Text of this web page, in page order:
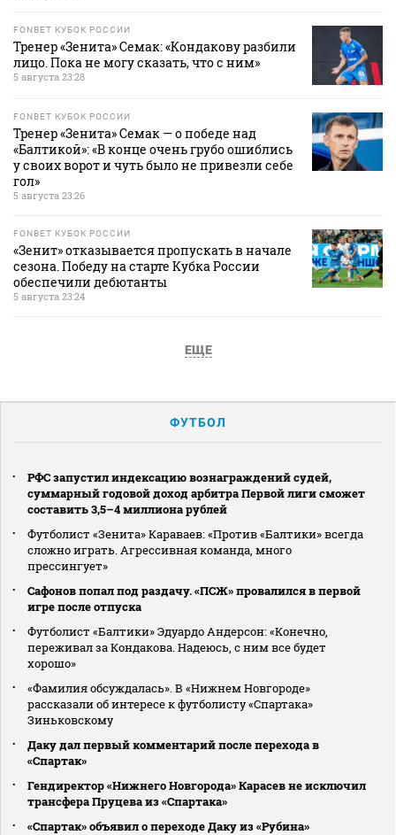
FONBET КУБОК РОССИИ
Тренер «Зенита» Семак: «Кондакову разбили
лицо. Пока не могу сказать, что с ним»
5 августа 23:28
FONBET КУБОК РОССИИ
Тренер «Зенита» Семак — о победе над
«Балтикой»: «В конце очень грубо ошиблись
у своих ворот и чуть было не привезли себе
гол»
5 августа 23:26
FONBET КУБОК РОССИИ
«Зенит» отказывается пропускать в начале
сезона. Победу на старте Кубка России
обеспечили дебютанты
5 августа 23:24
ЕЩЕ
ФУТБОЛ
РФС запустил индексацию вознаграждений судей,
суммарный годовой доход арбитра Первой лиги сможет
составить 3,5–4 миллиона рублей
Футболист «Зенита» Караваев: «Против «Балтики» всегда
сложно играть. Агрессивная команда, много
прессингует»
Сафонов попал под раздачу. «ПСЖ» провалился в первой
игре после отпуска
Футболист «Балтики» Эдуардо Андерсон: «Конечно,
переживал за Кондакова. Надеюсь, с ним все будет
хорошо»
«Фамилия обсуждалась». В «Нижнем Новгороде»
рассказали об интересе к футболисту «Спартака»
Зиньковскому
Даку дал первый комментарий после перехода в
«Спартак»
Гендиректор «Нижнего Новгорода» Карасев не исключил
трансфера Пруцева из «Спартака»
«Спартак» объявил о переходе Даку из «Рубина»